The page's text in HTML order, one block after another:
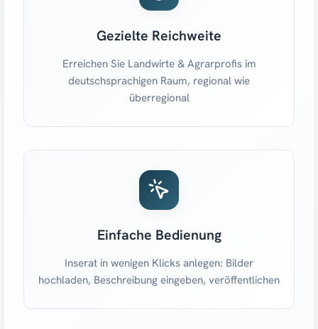
Gezielte Reichweite
Erreichen Sie Landwirte & Agrarprofis im
deutschsprachigen Raum, regional wie
überregional
Einfache Bedienung
Inserat in wenigen Klicks anlegen: Bilder
hochladen, Beschreibung eingeben, veröffentlichen